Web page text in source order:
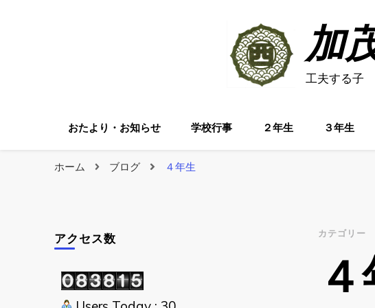
加
工夫する子
おたより・お知らせ 学校行事 ２年生 ３年生
ホーム ブログ ４年生
カテゴリー
アクセス数